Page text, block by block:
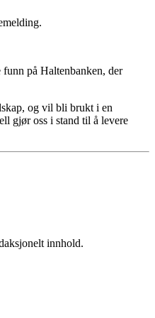
på Haltenbanken, der
og vil bli brukt i en
gjør oss i stand til å levere
innhold.